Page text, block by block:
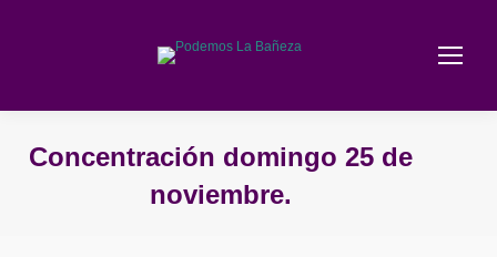
Concentración domingo 25 de
noviembre.